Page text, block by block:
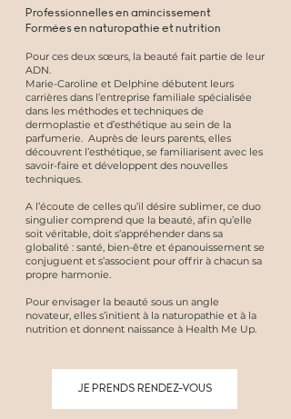
Professionnelles en amincissement
Formées en naturopathie et nutrition
Pour ces deux sœurs, la beauté fait partie de leur
ADN.
Marie-Caroline et Delphine débutent leurs
carrières dans l’entreprise familiale spécialisée
dans les méthodes et techniques de
dermoplastie et d’esthétique au sein de la
parfumerie. Auprès de leurs parents, elles
découvrent l’esthétique, se familiarisent avec les
savoir-faire et développent des nouvelles
techniques.
A l’écoute de celles qu’il désire sublimer, ce duo
singulier comprend que la beauté, afin qu’elle
soit véritable, doit s’appréhender dans sa
globalité : santé, bien-être et épanouissement se
conjuguent et s’associent pour offrir à chacun sa
propre harmonie.
Pour envisager la beauté sous un angle
novateur, elles s’initient à la naturopathie et à la
nutrition et donnent naissance à Health Me Up.
JE PRENDS RENDEZ-VOUS